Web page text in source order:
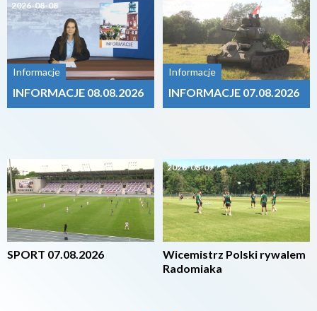
2026-08-08
Informacje
INFORMACJE 08.08.2026
2026-08-07
SPORT 07.08.2026
Informacje
INFORMACJE 07.08.2026
2026-08-07
Wicemistrz Polski rywalem
Radomiaka